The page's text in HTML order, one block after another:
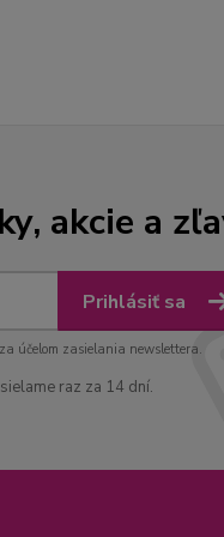
akcie a
Prihlásiť sa
účelom zasielania newslettera.
raz za 14 dní.